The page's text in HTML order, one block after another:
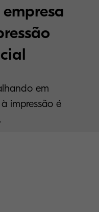
em
impressão é